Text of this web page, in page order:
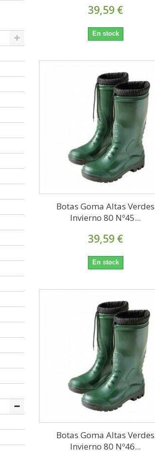
39,59 €
En stock
Botas Goma Altas Verdes
Invierno 80 Nº45...
39,59 €
En stock
Botas Goma Altas Verdes
Invierno 80 Nº46...